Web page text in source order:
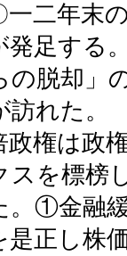
二年末
発足する
の脱却」
訪れた。
権は政
スを標榜
。①金融
是正し株